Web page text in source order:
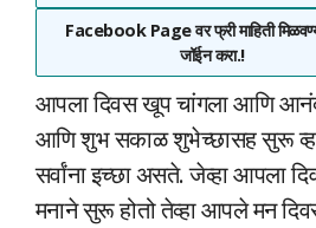
Facebook Page वर फ्री माहिती
जॉईन करा.!
आपला दिवस खूप चांगला आणि
आणि शुभ सकाळ शुभेच्छासह सुरू
सर्वांना इच्छा असते. जेव्हा आपला
मनाने सुरू होतो तेव्हा आपले मन